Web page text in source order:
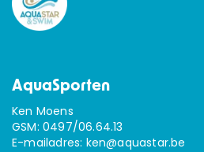
AquaSporten
Ken Moens
GSM: 0497/06.64.13
E-mailadres: ken@aquastar.be